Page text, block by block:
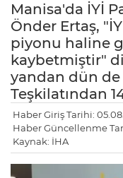
Manisa'da İYİ
Önder Ertaş,
piyonu haline
kaybetmiştir"
yandan dün de
Teşkilatından
Haber Giriş Tarihi:
Haber Güncellenme
Kaynak: İHA